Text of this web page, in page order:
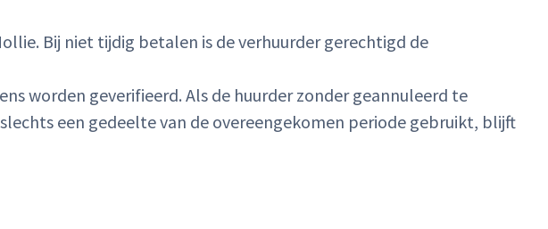
Bij niet tijdig betalen is de verhuurder gerechtigd de
worden geverifieerd. Als de huurder zonder geannuleerd te
een gedeelte van de overeengekomen periode gebruikt, blijft